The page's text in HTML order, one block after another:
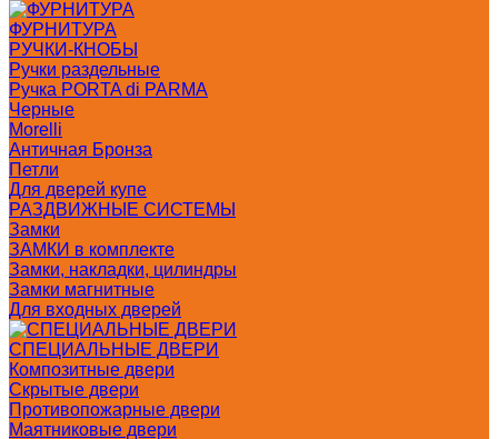
ФУРНИТУРА
РУЧКИ-КНОБЫ
Ручки раздельные
Ручка PORTA di PARMA
Черные
Morelli
Античная Бронза
Петли
Для дверей купе
РАЗДВИЖНЫЕ СИСТЕМЫ
Замки
ЗАМКИ в комплекте
Замки, накладки, цилиндры
Замки магнитные
Для входных дверей
СПЕЦИАЛЬНЫЕ ДВЕРИ
Композитные двери
Скрытые двери
Противопожарные двери
Маятниковые двери